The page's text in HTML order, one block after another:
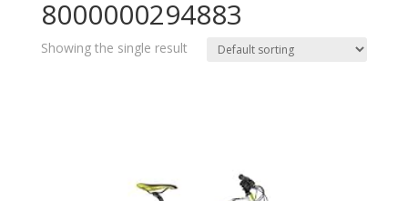
8000000294883
Showing the single result